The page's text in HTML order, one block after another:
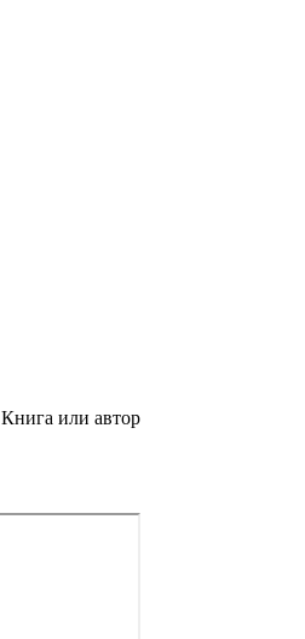
Книга или автор